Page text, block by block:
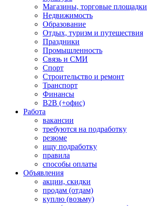
Магазины, торговые площадки
Недвижимость
Образование
Отдых, туризм и путешествия
Праздники
Промышленность
Связь и СМИ
Спорт
Строительство и ремонт
Транспорт
Финансы
B2B (+офис)
Работа
вакансии
требуются на подработку
резюме
ищу подработку
правила
способы оплаты
Объявления
акции, скидки
продам (отдам)
куплю (возьму)